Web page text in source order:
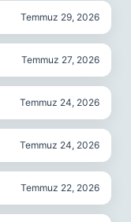
Temmuz 29, 2026
Temmuz 27, 2026
Temmuz 24, 2026
Temmuz 24, 2026
Temmuz 22, 2026